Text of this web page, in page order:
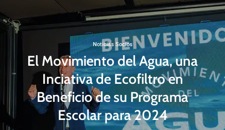
Noticias Socios
El Movimiento del Agua, una
Inciativa de Ecofiltro en
Beneficio de su Programa
Escolar para 2024